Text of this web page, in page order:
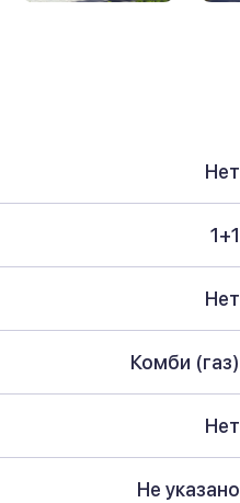
Нет
1+1
Нет
Комби (газ)
Нет
Не указано